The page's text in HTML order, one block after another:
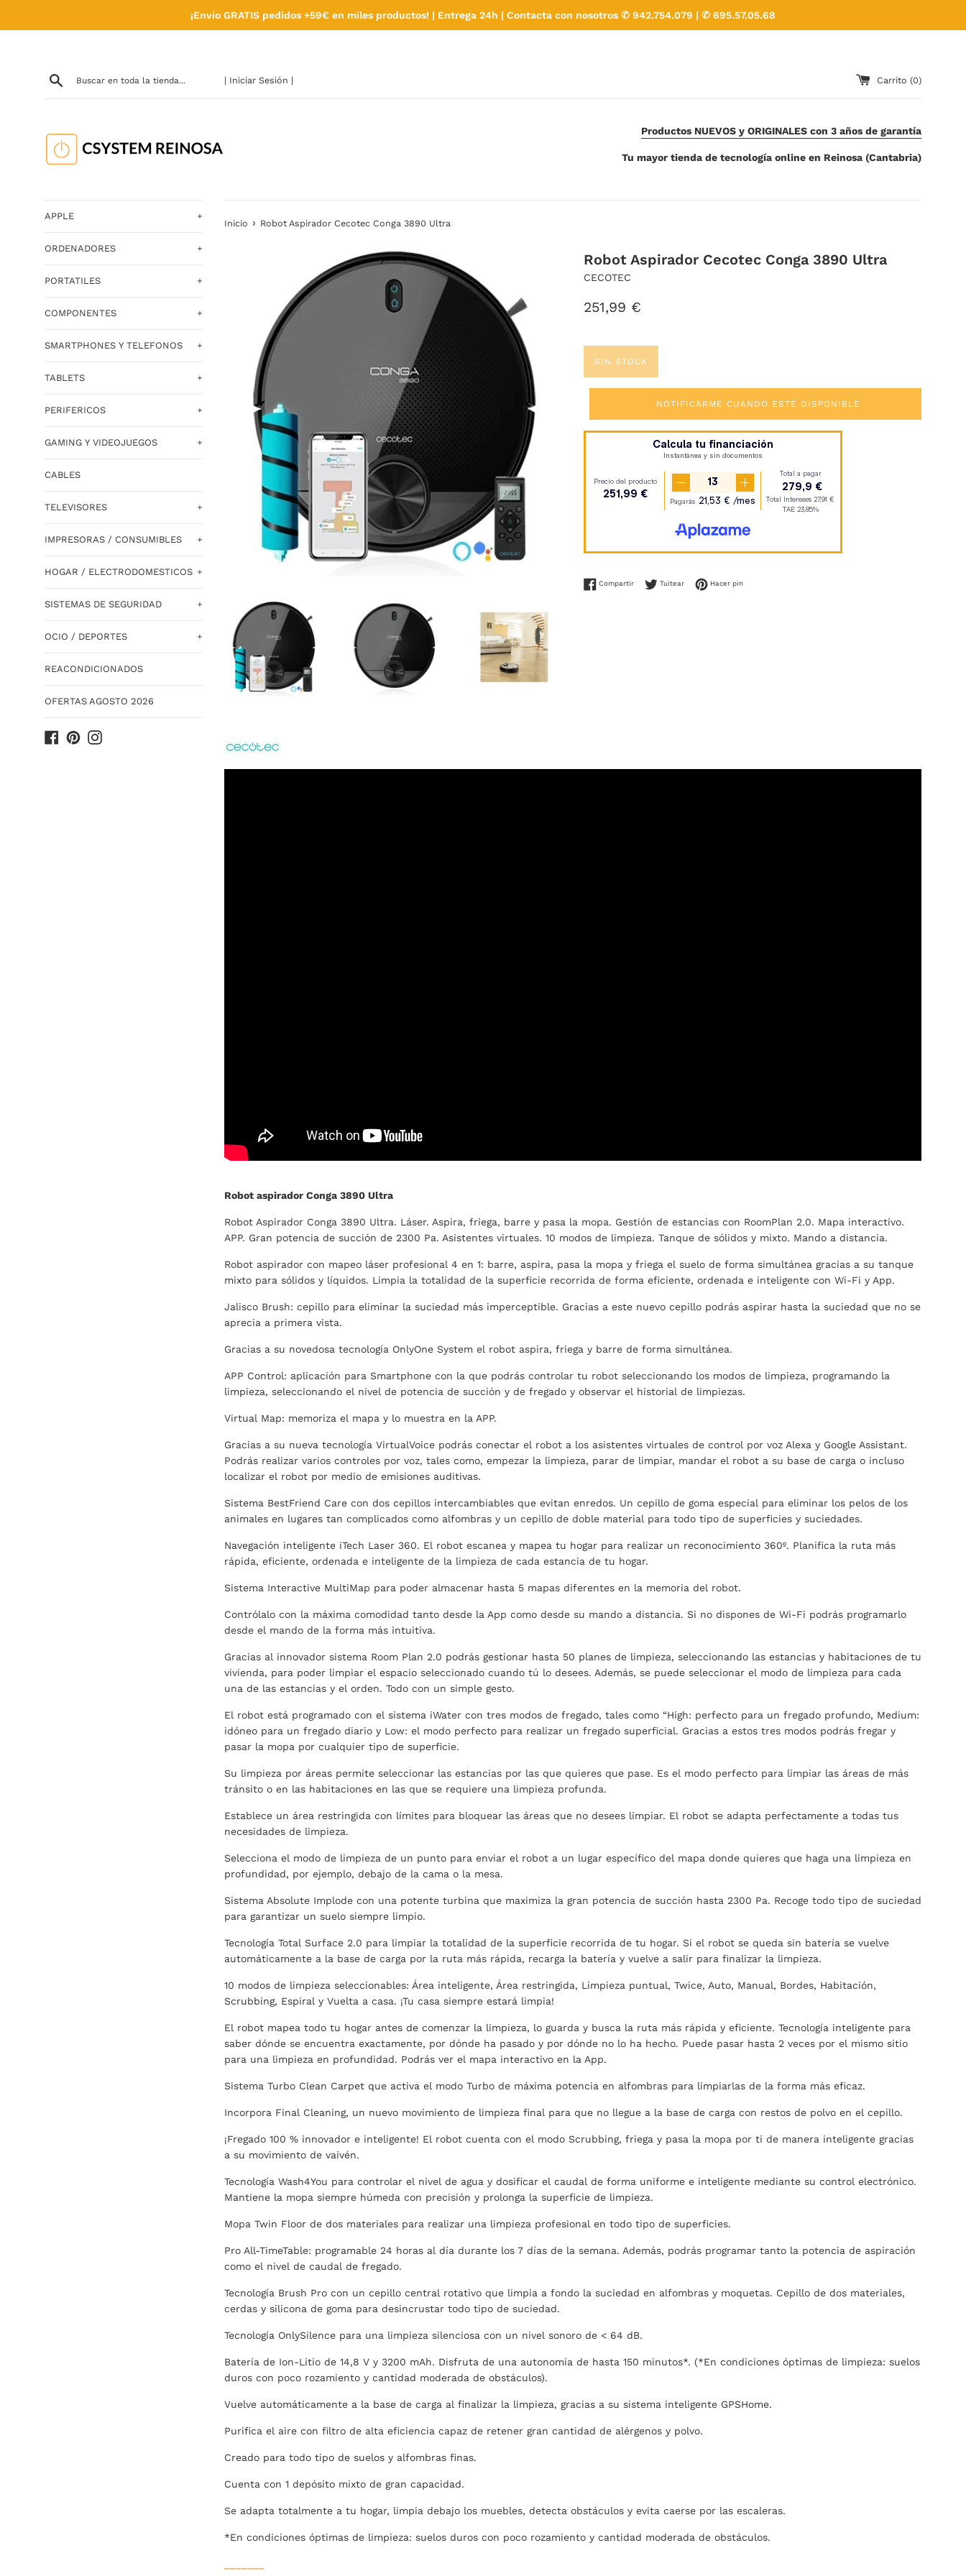
¡Envío GRATIS pedidos +59€ en miles productos! | Entrega 24h | Contacta con nosotros ✆ 942.754.079 | ✆ 695.57.05.68
| Iniciar Sesión | Carrito (0)
Productos NUEVOS y ORIGINALES con 3 años de garantía
Tu mayor tienda de tecnología online en Reinosa (Cantabria)
APPLE +
ORDENADORES +
PORTATILES +
COMPONENTES +
SMARTPHONES Y TELEFONOS +
TABLETS +
PERIFERICOS +
GAMING Y VIDEOJUEGOS +
CABLES
TELEVISORES +
IMPRESORAS / CONSUMIBLES +
HOGAR / ELECTRODOMESTICOS +
SISTEMAS DE SEGURIDAD +
OCIO / DEPORTES +
REACONDICIONADOS
OFERTAS AGOSTO 2026
Facebook
PinterestInstagram
Inicio › Robot Aspirador Cecotec Conga 3890 Ultra
Robot Aspirador Cecotec Conga 3890 Ultra
CECOTEC
Precio
251,99 €
SIN STOCK
NOTIFICARME CUANDO ESTÉ DISPONIBLE
CompartirCompartir en Facebook
TuitearTuitear en Twitter
Hacer pinPinear en Pinterest
Robot aspirador Conga 3890 Ultra
Robot Aspirador Conga 3890 Ultra. Láser. Aspira, friega, barre y pasa la mopa. Gestión de estancias con RoomPlan 2.0. Mapa interactivo.
APP. Gran potencia de succión de 2300 Pa. Asistentes virtuales. 10 modos de limpieza. Tanque de sólidos y mixto. Mando a distancia.
Robot aspirador con mapeo láser profesional 4 en 1: barre, aspira, pasa la mopa y friega el suelo de forma simultánea gracias a su tanque
mixto para sólidos y líquidos. Limpia la totalidad de la superficie recorrida de forma eficiente, ordenada e inteligente con Wi-Fi y App.
Jalisco Brush: cepillo para eliminar la suciedad más imperceptible. Gracias a este nuevo cepillo podrás aspirar hasta la suciedad que no se
aprecia a primera vista.
Gracias a su novedosa tecnología OnlyOne System el robot aspira, friega y barre de forma simultánea.
APP Control: aplicación para Smartphone con la que podrás controlar tu robot seleccionando los modos de limpieza, programando la
limpieza, seleccionando el nivel de potencia de succión y de fregado y observar el historial de limpiezas.
Virtual Map: memoriza el mapa y lo muestra en la APP.
Gracias a su nueva tecnología VirtualVoice podrás conectar el robot a los asistentes virtuales de control por voz Alexa y Google Assistant.
Podrás realizar varios controles por voz, tales como, empezar la limpieza, parar de limpiar, mandar el robot a su base de carga o incluso
localizar el robot por medio de emisiones auditivas.
Sistema BestFriend Care con dos cepillos intercambiables que evitan enredos. Un cepillo de goma especial para eliminar los pelos de los
animales en lugares tan complicados como alfombras y un cepillo de doble material para todo tipo de superficies y suciedades.
Navegación inteligente iTech Laser 360. El robot escanea y mapea tu hogar para realizar un reconocimiento 360º. Planifica la ruta más
rápida, eficiente, ordenada e inteligente de la limpieza de cada estancia de tu hogar.
Sistema Interactive MultiMap para poder almacenar hasta 5 mapas diferentes en la memoria del robot.
Contrólalo con la máxima comodidad tanto desde la App como desde su mando a distancia. Si no dispones de Wi-Fi podrás programarlo
desde el mando de la forma más intuitiva.
Gracias al innovador sistema Room Plan 2.0 podrás gestionar hasta 50 planes de limpieza, seleccionando las estancias y habitaciones de tu
vivienda, para poder limpiar el espacio seleccionado cuando tú lo desees. Además, se puede seleccionar el modo de limpieza para cada
una de las estancias y el orden. Todo con un simple gesto.
El robot está programado con el sistema iWater con tres modos de fregado, tales como “High: perfecto para un fregado profundo, Medium:
idóneo para un fregado diario y Low: el modo perfecto para realizar un fregado superficial. Gracias a estos tres modos podrás fregar y
pasar la mopa por cualquier tipo de superficie.
Su limpieza por áreas permite seleccionar las estancias por las que quieres que pase. Es el modo perfecto para limpiar las áreas de más
tránsito o en las habitaciones en las que se requiere una limpieza profunda.
Establece un área restringida con límites para bloquear las áreas que no desees limpiar. El robot se adapta perfectamente a todas tus
necesidades de limpieza.
Selecciona el modo de limpieza de un punto para enviar el robot a un lugar específico del mapa donde quieres que haga una limpieza en
profundidad, por ejemplo, debajo de la cama o la mesa.
Sistema Absolute Implode con una potente turbina que maximiza la gran potencia de succión hasta 2300 Pa. Recoge todo tipo de suciedad
para garantizar un suelo siempre limpio.
Tecnología Total Surface 2.0 para limpiar la totalidad de la superficie recorrida de tu hogar. Si el robot se queda sin batería se vuelve
automáticamente a la base de carga por la ruta más rápida, recarga la batería y vuelve a salir para finalizar la limpieza.
10 modos de limpieza seleccionables: Área inteligente, Área restringida, Limpieza puntual, Twice, Auto, Manual, Bordes, Habitación,
Scrubbing, Espiral y Vuelta a casa. ¡Tu casa siempre estará limpia!
El robot mapea todo tu hogar antes de comenzar la limpieza, lo guarda y busca la ruta más rápida y eficiente. Tecnología inteligente para
saber dónde se encuentra exactamente, por dónde ha pasado y por dónde no lo ha hecho. Puede pasar hasta 2 veces por el mismo sitio
para una limpieza en profundidad. Podrás ver el mapa interactivo en la App.
Sistema Turbo Clean Carpet que activa el modo Turbo de máxima potencia en alfombras para limpiarlas de la forma más eficaz.
Incorpora Final Cleaning, un nuevo movimiento de limpieza final para que no llegue a la base de carga con restos de polvo en el cepillo.
¡Fregado 100 % innovador e inteligente! El robot cuenta con el modo Scrubbing, friega y pasa la mopa por ti de manera inteligente gracias
a su movimiento de vaivén.
Tecnología Wash4You para controlar el nivel de agua y dosificar el caudal de forma uniforme e inteligente mediante su control electrónico.
Mantiene la mopa siempre húmeda con precisión y prolonga la superficie de limpieza.
Mopa Twin Floor de dos materiales para realizar una limpieza profesional en todo tipo de superficies.
Pro All-TimeTable: programable 24 horas al día durante los 7 días de la semana. Además, podrás programar tanto la potencia de aspiración
como el nivel de caudal de fregado.
Tecnología Brush Pro con un cepillo central rotativo que limpia a fondo la suciedad en alfombras y moquetas. Cepillo de dos materiales,
cerdas y silicona de goma para desincrustar todo tipo de suciedad.
Tecnología OnlySilence para una limpieza silenciosa con un nivel sonoro de < 64 dB.
Batería de Ion-Litio de 14,8 V y 3200 mAh. Disfruta de una autonomía de hasta 150 minutos*. (*En condiciones óptimas de limpieza: suelos
duros con poco rozamiento y cantidad moderada de obstáculos).
Vuelve automáticamente a la base de carga al finalizar la limpieza, gracias a su sistema inteligente GPSHome.
Purifica el aire con filtro de alta eficiencia capaz de retener gran cantidad de alérgenos y polvo.
Creado para todo tipo de suelos y alfombras finas.
Cuenta con 1 depósito mixto de gran capacidad.
Se adapta totalmente a tu hogar, limpia debajo los muebles, detecta obstáculos y evita caerse por las escaleras.
*En condiciones óptimas de limpieza: suelos duros con poco rozamiento y cantidad moderada de obstáculos.